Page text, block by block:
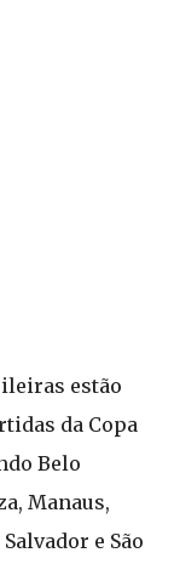
estão
da Copa
Belo
Manaus,
e São